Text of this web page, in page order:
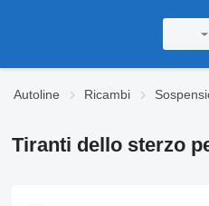
Autoline Ricambi
Tiranti dello sterzo